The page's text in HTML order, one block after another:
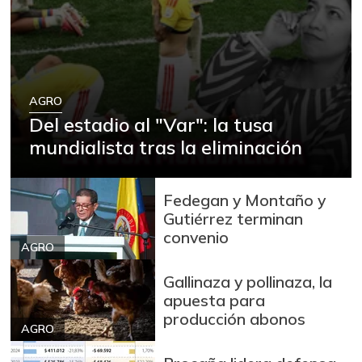
entero fresco
03/21/2015
+0,83%
Banano Urabá
01/24/2015
$ 600,00
Berenjena
07/11/2020
$ 1.333,00
-30,46%
fresco
09/06/2014
$ 13.500,00
-6,90%
Bocachico
importado
07/25/2026
$ 15.000,00
Bola de brazo de
res
07/25/2026
$ 31.097,00
AGRO
Del estadio al "Var": la tusa
mundialista tras la eliminación
AGRO
Fedegan y Montaño y
Gutiérrez terminan
convenio
AGRO
Gallinaza y pollinaza, la
apuesta para
producción abonos